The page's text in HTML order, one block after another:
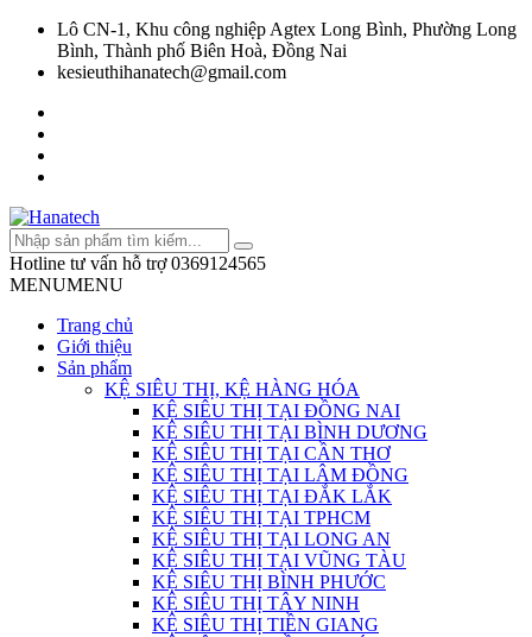
Lô CN-1, Khu công nghiệp Agtex Long Bình, Phường Long
Bình, Thành phố Biên Hoà, Đồng Nai
kesieuthihanatech@gmail.com
Hotline tư vấn hỗ trợ 0369124565
MENUMENU
Trang chủ
Giới thiệu
Sản phẩm
KỆ SIÊU THỊ, KỆ HÀNG HÓA
KỆ SIÊU THỊ TẠI ĐỒNG NAI
KỆ SIÊU THỊ TẠI BÌNH DƯƠNG
KỆ SIÊU THỊ TẠI CẦN THƠ
KỆ SIÊU THỊ TẠI LÂM ĐỒNG
KỆ SIÊU THỊ TẠI ĐẮK LẮK
KỆ SIÊU THỊ TẠI TPHCM
KỆ SIÊU THỊ TẠI LONG AN
KỆ SIÊU THỊ TẠI VŨNG TÀU
KỆ SIÊU THỊ BÌNH PHƯỚC
KỆ SIÊU THỊ TÂY NINH
KỆ SIÊU THỊ TIỀN GIANG